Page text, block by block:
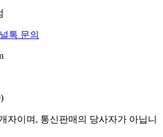
톡 문의
자이며, 통신판매의 당사자가 아닙니